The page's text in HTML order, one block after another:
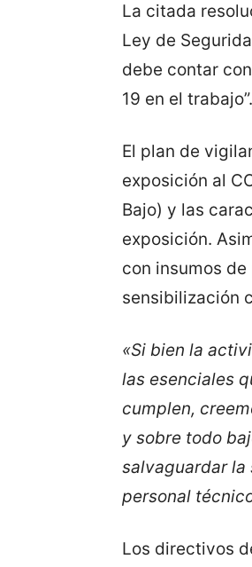
La citada
Ley de
debe contar
19 en el trabajo”.
El plan de
exposición al
Bajo) y las
exposición.
con insumos
sensibilización
«Si bien la
las esenciales
cumplen,
y sobre todo
salvaguardar la
personal
Los directivos